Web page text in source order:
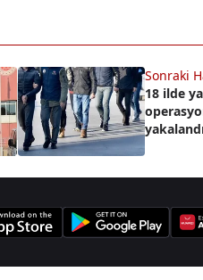
Sonraki
18 ilde